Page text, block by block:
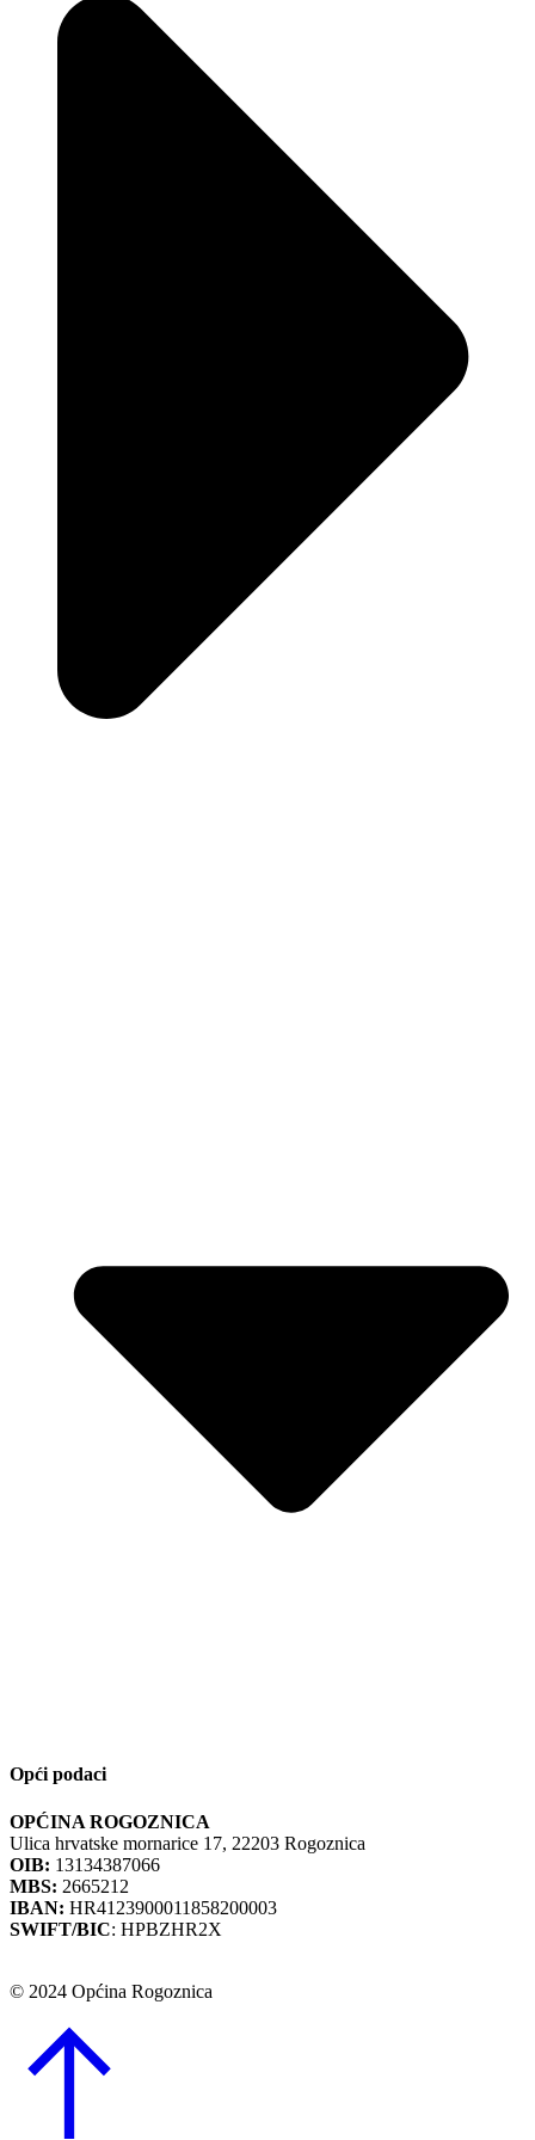
Opći podaci
OPĆINA ROGOZNICA
Ulica hrvatske mornarice 17, 22203 Rogoznica
OIB: 13134387066
MBS: 2665212
IBAN: HR4123900011858200003
SWIFT/BIC: HPBZHR2X
© 2024 Općina Rogoznica